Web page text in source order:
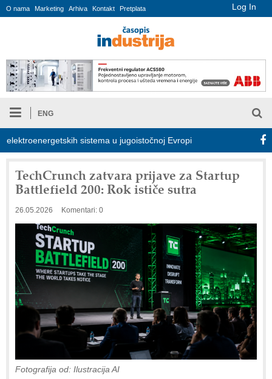
Log In
O nama Marketing Arhiva Kontakt Pretplata
ENG
sistema u jugoistočnoj Evropi
TechCrunch zatvara prijave za Startup
Battlefield 200: Rok ističe sutra
26.05.2026 Komentari: 0
Fotografija od: Ilustracija AI